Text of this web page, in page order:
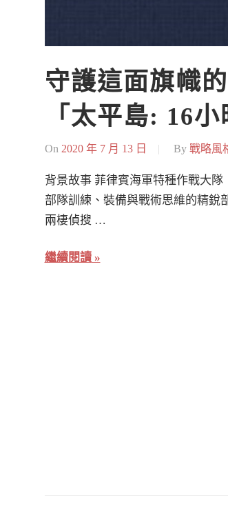
守護這面旗幟
「太平島: 16
On 2020 年 7 月 13 日 By 戰略風
背景故事 菲律賓海軍特種作戰大
部隊訓練、裝備與戰術思維的精銳
兩棲偵搜 …
繼續閱讀